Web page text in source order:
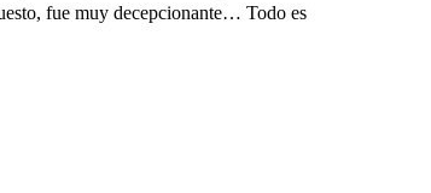
fue muy decepcionante… Todo es